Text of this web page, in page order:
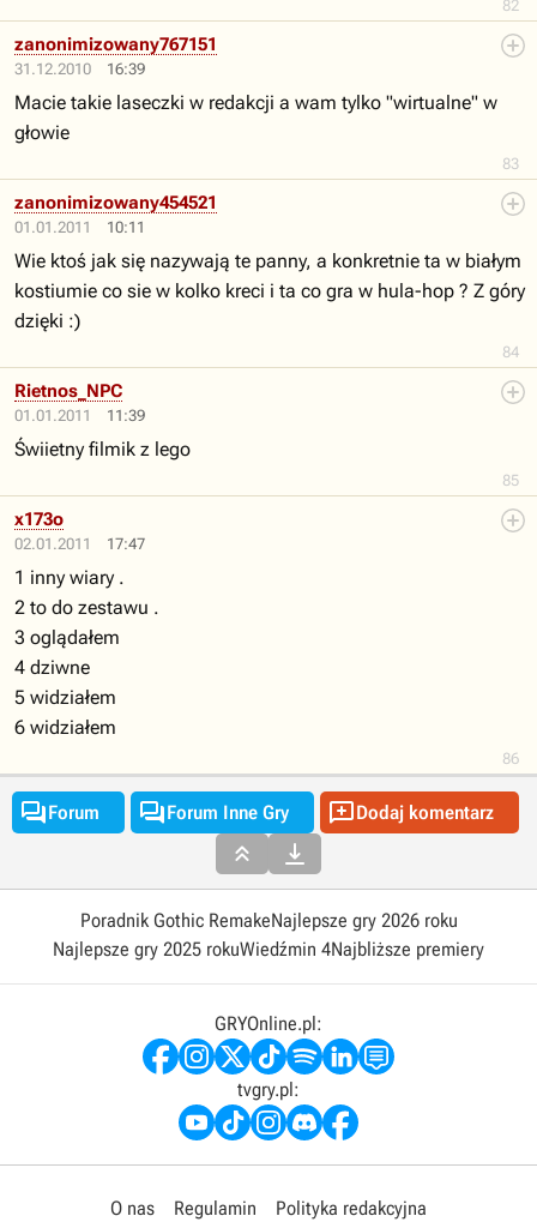
82
31.12.2010 16:39
83
zanonimizowany767151
Macie takie laseczki w redakcji a wam tylko "wirtualne" w
głowie
01.01.2011 10:11
84
zanonimizowany454521
Wie ktoś jak się nazywają te panny, a konkretnie ta w białym
kostiumie co sie w kolko kreci i ta co gra w hula-hop ? Z góry
dzięki :)
01.01.2011 11:39
85
Rietnos_NPC
Świietny filmik z lego
02.01.2011 17:47
86
x173o
1 inny wiary .
2 to do zestawu .
3 oglądałem
4 dziwne
5 widziałem
6 widziałem
Forum Forum Inne Gry Dodaj komentarz
 
Poradnik Gothic RemakeNajlepsze gry 2026 roku
Najlepsze gry 2025 rokuWiedźmin 4Najbliższe premiery
GRYOnline.pl:
tvgry.pl:
O nas Regulamin Polityka redakcyjna